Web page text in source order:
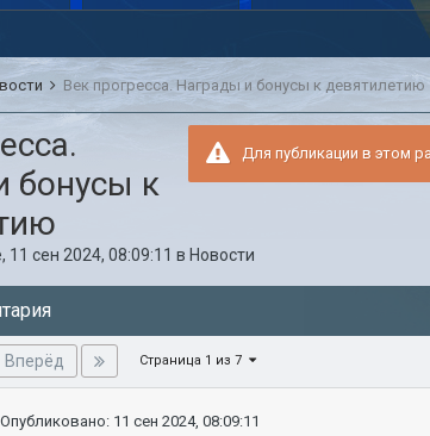
Век прогресса. Награды и бонусы к девятилетию
Для публикации в этом
бонусы к
, 11 сен 2024, 08:09:11 в Новости
Вперёд Страница 1 из 7
Опубликовано: 11 сен 2024, 08:09:11